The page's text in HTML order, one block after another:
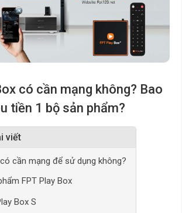
có cần mạng không? Bao
tiền 1 bộ sản phẩm?
viết
cần mạng để sử dụng không?
FPT Play Box
Box S